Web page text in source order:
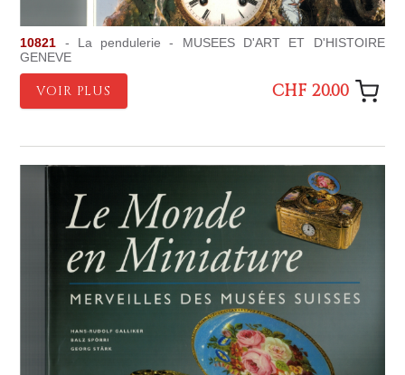
10821 - La pendulerie - MUSEES D'ART ET D'HISTOIRE
GENEVE
VOIR PLUS CHF 20.00